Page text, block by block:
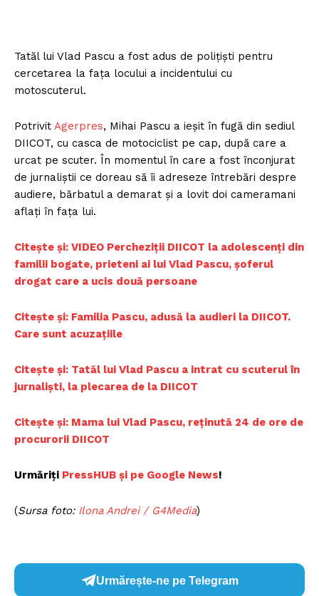
Tatăl lui Vlad Pascu a fost adus de polițiști pentru
cercetarea la fața locului a incidentului cu
motoscuterul.
Potrivit Agerpres, Mihai Pascu a ieşit în fugă din sediul
DIICOT, cu casca de motociclist pe cap, după care a
urcat pe scuter. În momentul în care a fost înconjurat
de jurnaliştii ce doreau să îi adreseze întrebări despre
audiere, bărbatul a demarat şi a lovit doi cameramani
aflaţi în faţa lui.
Citește și: VIDEO Percheziţii DIICOT la adolescenţi din
familii bogate, prieteni ai lui Vlad Pascu, şoferul
drogat care a ucis două persoane
Citește și: Familia Pascu, adusă la audieri la DIICOT.
Care sunt acuzațiile
Citește și: Tatăl lui Vlad Pascu a intrat cu scuterul în
jurnalişti, la plecarea de la DIICOT
Citește și: Mama lui Vlad Pascu, reținută 24 de ore de
procurorii DIICOT
Urmăriți PressHUB și pe Google News!
(Sursa foto: Ilona Andrei / G4Media)
Urmărește-ne pe Telegram